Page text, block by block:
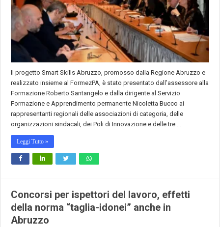
Il progetto Smart Skills Abruzzo, promosso dalla Regione Abruzzo e
realizzato insieme al FormezPA, è stato presentato dall’assessore alla
Formazione Roberto Santangelo e dalla dirigente al Servizio
Formazione e Apprendimento permanente Nicoletta Bucco ai
rappresentanti regionali delle associazioni di categoria, delle
organizzazioni sindacali, dei Poli di Innovazione e delle tre …
Leggi Tutto »
Concorsi per ispettori del lavoro, effetti
della norma “taglia-idonei” anche in
Abruzzo